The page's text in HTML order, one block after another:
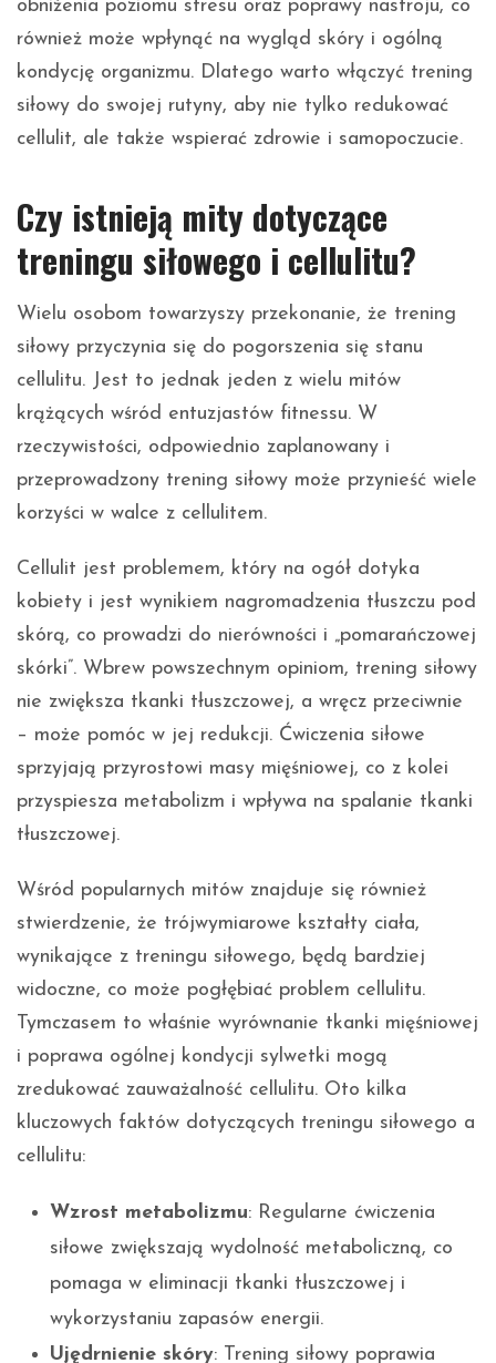
obniżenia poziomu stresu oraz poprawy nastroju, co
również może wpłynąć na wygląd skóry i ogólną
kondycję organizmu. Dlatego warto włączyć trening
siłowy do swojej rutyny, aby nie tylko redukować
cellulit, ale także wspierać zdrowie i samopoczucie.
Czy istnieją mity dotyczące
treningu siłowego i cellulitu?
Wielu osobom towarzyszy przekonanie, że trening
siłowy przyczynia się do pogorszenia się stanu
cellulitu. Jest to jednak jeden z wielu mitów
krążących wśród entuzjastów fitnessu. W
rzeczywistości, odpowiednio zaplanowany i
przeprowadzony trening siłowy może przynieść wiele
korzyści w walce z cellulitem.
Cellulit jest problemem, który na ogół dotyka
kobiety i jest wynikiem nagromadzenia tłuszczu pod
skórą, co prowadzi do nierówności i „pomarańczowej
skórki”. Wbrew powszechnym opiniom, trening siłowy
nie zwiększa tkanki tłuszczowej, a wręcz przeciwnie
– może pomóc w jej redukcji. Ćwiczenia siłowe
sprzyjają przyrostowi masy mięśniowej, co z kolei
przyspiesza metabolizm i wpływa na spalanie tkanki
tłuszczowej.
Wśród popularnych mitów znajduje się również
stwierdzenie, że trójwymiarowe kształty ciała,
wynikające z treningu siłowego, będą bardziej
widoczne, co może pogłębiać problem cellulitu.
Tymczasem to właśnie wyrównanie tkanki mięśniowej
i poprawa ogólnej kondycji sylwetki mogą
zredukować zauważalność cellulitu. Oto kilka
kluczowych faktów dotyczących treningu siłowego a
cellulitu:
Wzrost metabolizmu: Regularne ćwiczenia
siłowe zwiększają wydolność metaboliczną, co
pomaga w eliminacji tkanki tłuszczowej i
wykorzystaniu zapasów energii.
Ujędrnienie skóry: Trening siłowy poprawia